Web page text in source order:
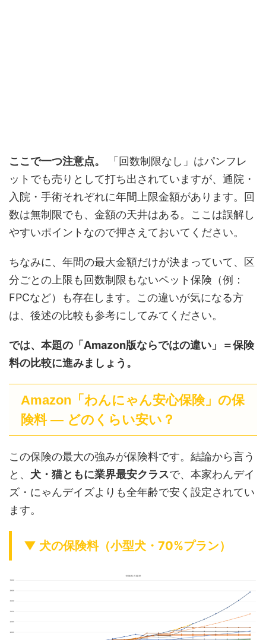
ここで一つ注意点。
「回数制限なし」はパンフレ
ットでも売りとして打ち出されていますが、通院・
入院・手術それぞれに年間上限金額があります。回
数は無制限でも、金額の天井はある。ここは誤解し
やすいポイントなので押さえておいてください。
ちなみに、年間の最大金額だけが決まっていて、区
分ごとの上限も回数制限もないペット保険（例：
FPCなど）も存在します。この違いが気になる方
は、後述の比較も参考にしてみてください。
では、本題の「Amazon版ならではの違い」＝保険
料の比較に進みましょう。
Amazon「わんにゃん安心保険」の保
険料 ― どのくらい安い？
この保険の最大の強みが保険料です。結論から言う
と、 犬・猫ともに業界最安クラスで、本家わんデイ
ズ・にゃんデイズよりも全年齢で安く設定されてい
ます。
▼ 犬の保険料（小型犬・70%プラン）